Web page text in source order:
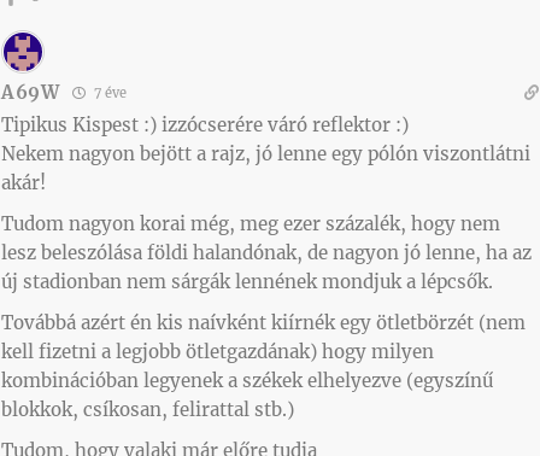
A69W 7 éve
Tipikus Kispest :) izzócserére váró reflektor :)
Nekem nagyon bejött a rajz, jó lenne egy pólón viszontlátni
akár!
Tudom nagyon korai még, meg ezer százalék, hogy nem
lesz beleszólása földi halandónak, de nagyon jó lenne, ha az
új stadionban nem sárgák lennének mondjuk a lépcsők.
Továbbá azért én kis naívként kiírnék egy ötletbörzét (nem
kell fizetni a legjobb ötletgazdának) hogy milyen
kombinációban legyenek a székek elhelyezve (egyszínű
blokkok, csíkosan, felirattal stb.)
Tudom, hogy valaki már előre tudja